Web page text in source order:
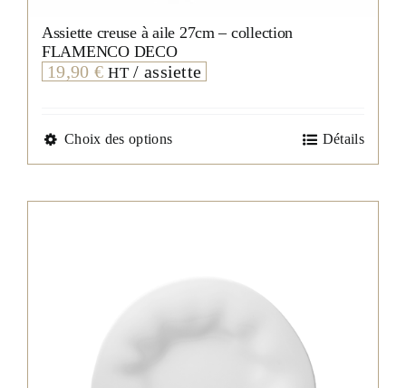
Assiette creuse à aile 27cm – collection
FLAMENCO DECO
19,90 € HT/ assiette
Choix des optionsCe
Détails